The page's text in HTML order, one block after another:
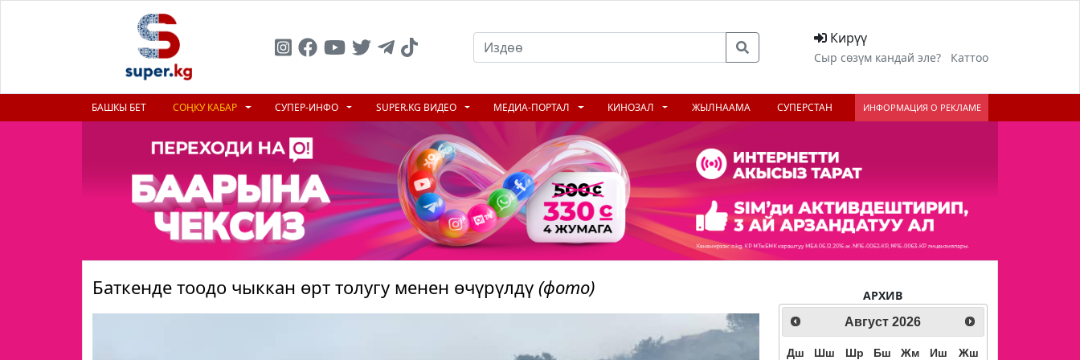
Кирүү
Сыр сөзүм кандай эле? Каттоо
БАШКЫ БЕТ СОҢКУ КАБАР СУПЕР-ИНФО SUPER.KG ВИДЕО МЕДИА-ПОРТАЛ КИНОЗАЛ ЖЫЛНААМА СУПЕРСТАН ИНФОРМАЦИЯ О РЕКЛАМЕ
Баткенде тоодо чыккан өрт толугу менен өчүрүлдү (фото) АРХИВ
Август 2026
Дш Шш Шр Бш Жм Иш Жш